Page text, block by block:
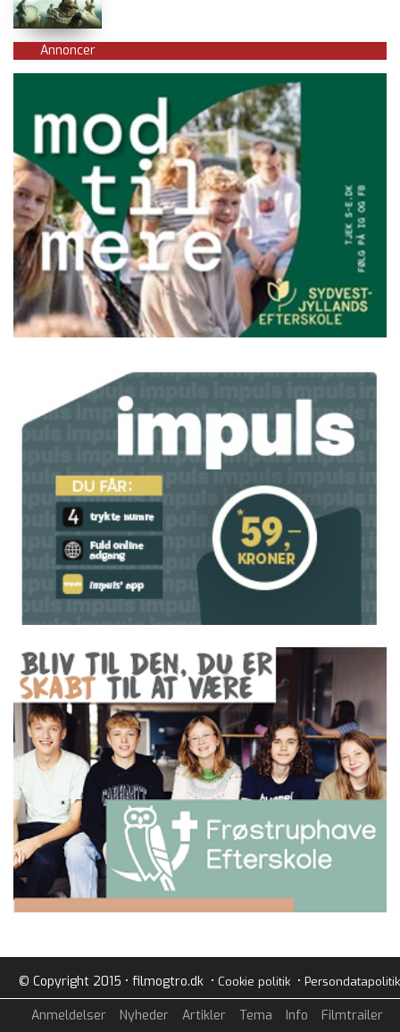
Annoncer
© Copyright 2015 • filmogtro.dk • Cookie politik• Persondatapolitik
Anmeldelser Nyheder Artikler Tema Info Filmtrailer